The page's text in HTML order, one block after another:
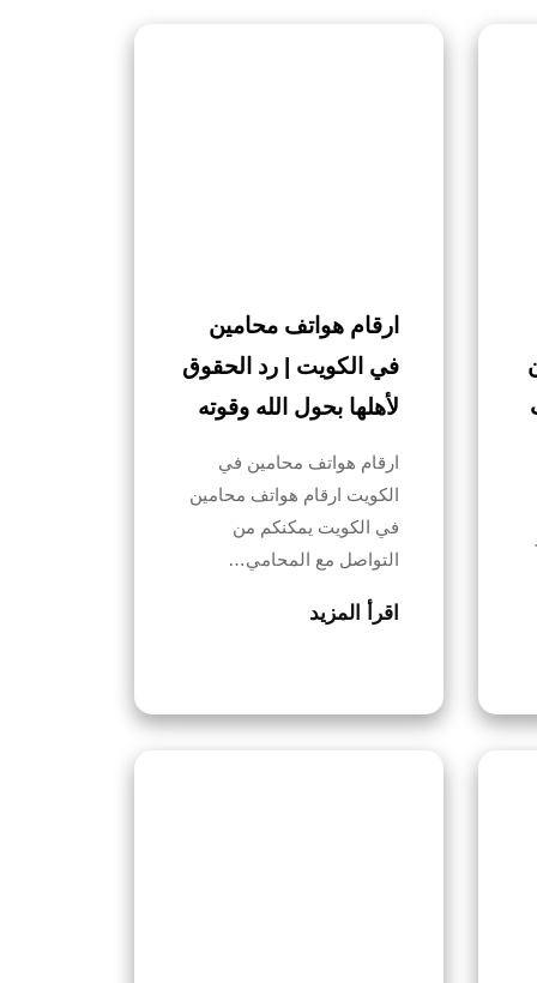
ارقام هواتف محامين
في الكويت | رد الحقوق
لأهلها بحول الله وقوته
ارقام هواتف محامين في
الكويت ارقام هواتف محامين
في الكويت يمكنكم من
التواصل مع المحامي…
اقرأ المزيد